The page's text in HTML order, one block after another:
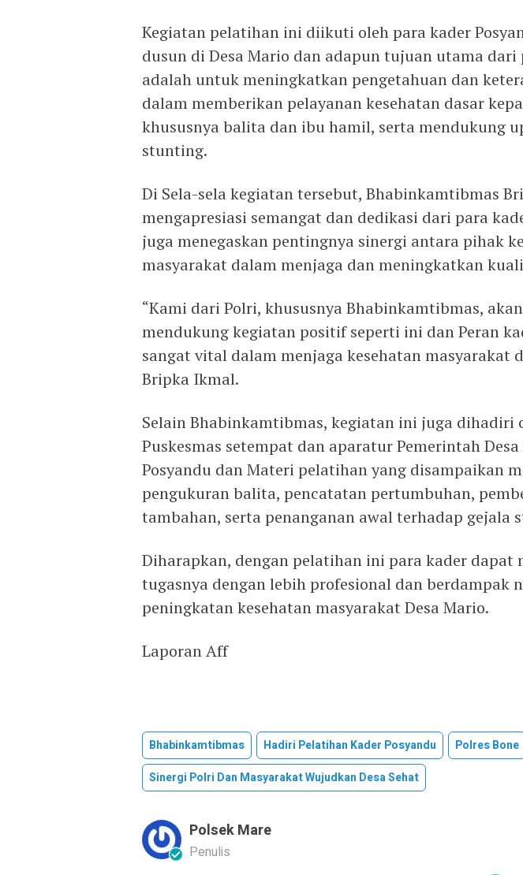
Kegiatan pelatihan ini diikuti oleh para kader
dusun di Desa Mario dan adapun tujuan utama
adalah untuk meningkatkan pengetahuan dan
dalam memberikan pelayanan kesehatan dasar
khususnya balita dan ibu hamil, serta mendukung
stunting.
Di Sela-sela kegiatan tersebut, Bhabinkamtibmas
mengapresiasi semangat dan dedikasi dari para
juga menegaskan pentingnya sinergi antara pihak
masyarakat dalam menjaga dan meningkatkan
“Kami dari Polri, khususnya Bhabinkamtibmas,
mendukung kegiatan positif seperti ini dan Peran
sangat vital dalam menjaga kesehatan masyarakat
Bripka Ikmal.
Selain Bhabinkamtibmas, kegiatan ini juga dihadiri
Puskesmas setempat dan aparatur Pemerintah
Posyandu dan Materi pelatihan yang disampaikan
pengukuran balita, pencatatan pertumbuhan,
tambahan, serta penanganan awal terhadap gejala
Diharapkan, dengan pelatihan ini para kader dapat
tugasnya dengan lebih profesional dan berdampak
peningkatan kesehatan masyarakat Desa Mario.
Laporan Aff
Bhabinkamtibmas Hadiri Pelatihan Kader Posyandu Polres Bone
Sinergi Polri Dan Masyarakat Wujudkan Desa Sehat
Polsek Mare
Penulis